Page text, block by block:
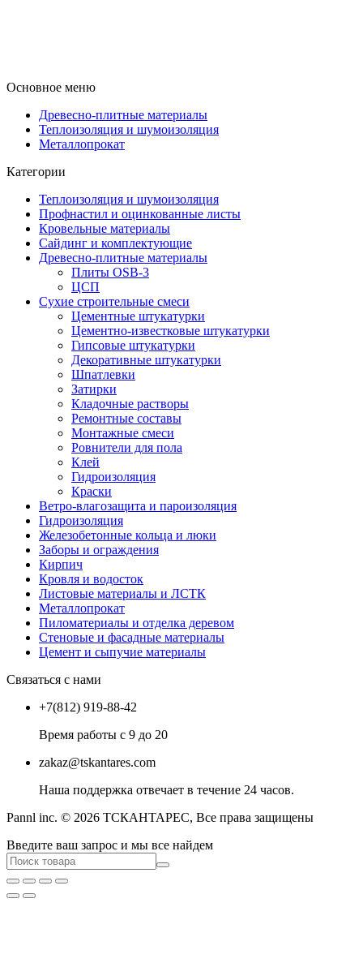
Основное меню
Древесно-плитные материалы
Теплоизоляция и шумоизоляция
Металлопрокат
Категории
Теплоизоляция и шумоизоляция
Профнастил и оцинкованные листы
Кровельные материалы
Сайдинг и комплектующие
Древесно-плитные материалы
Плиты OSB-3
ЦСП
Сухие строительные смеси
Цементные штукатурки
Цементно-известковые штукатурки
Гипсовые штукатурки
Декоративные штукатурки
Шпатлевки
Затирки
Кладочные растворы
Ремонтные составы
Монтажные смеси
Ровнители для пола
Клей
Гидроизоляция
Краски
Ветро-влагозащита и пароизоляция
Гидроизоляция
Железобетонные кольца и люки
Заборы и ограждения
Кирпич
Кровля и водосток
Листовые материалы и ЛСТК
Металлопрокат
Пиломатериалы и отделка деревом
Стеновые и фасадные материалы
Цемент и сыпучие материалы
Связаться с нами
+7(812) 919-88-42
Время работы с 9 до 20
zakaz@tskantares.com
Наша поддержка отвечает в течение 24 часов.
Pannl inc. © 2026 ТСКАНТАРЕС, Все права защищены
Введите ваш запрос и мы все найдем